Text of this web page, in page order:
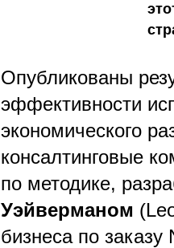
Опубликованы
эффективности
экономического
консалтинговые
по методике,
Уэйверманом
бизнеса по